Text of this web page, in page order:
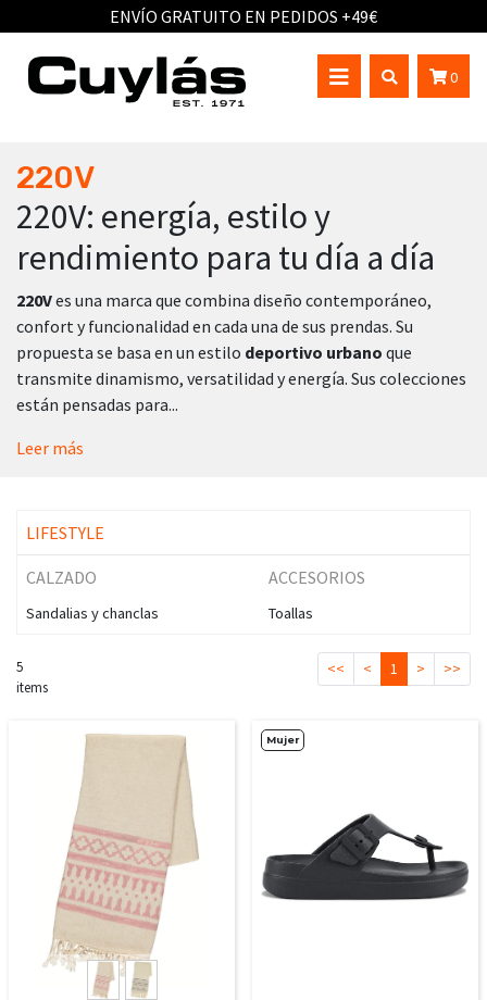
ENVÍO GRATUITO EN PEDIDOS +49€
0
220V
220V: energía, estilo y
rendimiento para tu día a día
220Ves una marca que combina diseño contemporáneo,
confort y funcionalidad en cada una de sus prendas. Su
propuesta se basa en un estilo deportivo urbano que
transmite dinamismo, versatilidad y energía. Sus colecciones
están pensadas para...
Leer más
LIFESTYLE
CALZADO
Sandalias y chanclas
ACCESORIOS
Toallas
5
items
<< < 1 > >>
Mujer